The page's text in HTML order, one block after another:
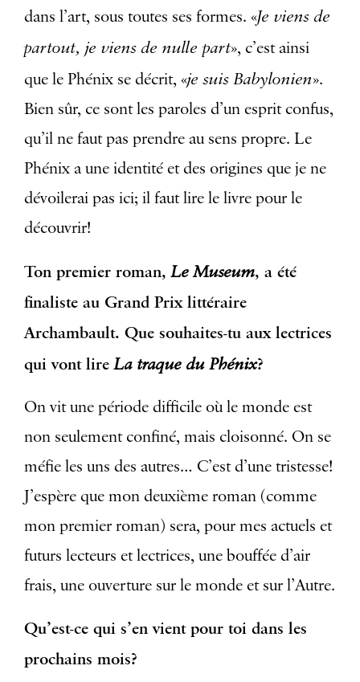
dans l’art, sous toutes ses formes. «Je viens de
partout, je viens de nulle part», c’est ainsi
que le Phénix se décrit, «je suis Babylonien».
Bien sûr, ce sont les paroles d’un esprit confus,
qu’il ne faut pas prendre au sens propre. Le
Phénix a une identité et des origines que je ne
dévoilerai pas ici; il faut lire le livre pour le
découvrir!
Ton premier roman,Le Museum, a été
finaliste au Grand Prix littéraire
Archambault. Que souhaites-tu aux lectrices
qui vont lireLa traque du Phénix?
On vit une période difficile où le monde est
non seulement confiné, mais cloisonné. On se
méfie les uns des autres… C’est d’une tristesse!
J’espère que mon deuxième roman (comme
mon premier roman) sera, pour mes actuels et
futurs lecteurs et lectrices, une bouffée d’air
frais, une ouverture sur le monde et sur l’Autre.
Qu’est-ce qui s’en vient pour toi dans les
prochains mois?